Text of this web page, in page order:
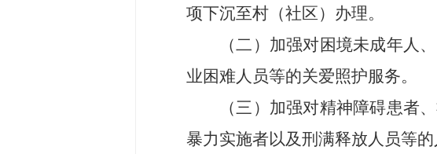
项下沉至村（社区） 办理。
（二 ）加强对困境未成年人
业困难人员等的关爱照护服务。
（三 ） 加强对精神障碍患者
暴力实施者以及刑满释放人员等